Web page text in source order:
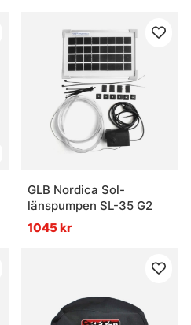
GLB Nordica Sol-
länspumpen SL-35 G2
1045 kr